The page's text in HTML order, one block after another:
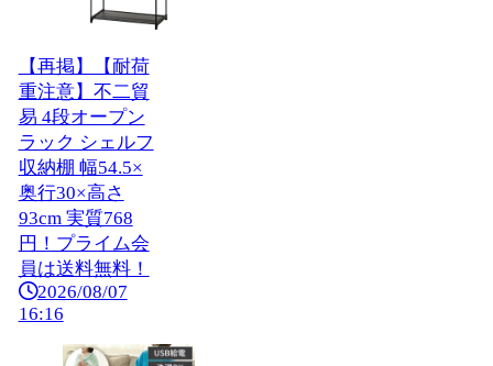
【再掲】【耐荷
重注意】不二貿
易 4段オープン
ラック シェルフ
収納棚 幅54.5×
奥行30×高さ
93cm 実質768
円！プライム会
員は送料無料！
2026/08/07
16:16